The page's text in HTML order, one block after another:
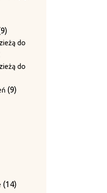
99
produktów
do
do
99
1414